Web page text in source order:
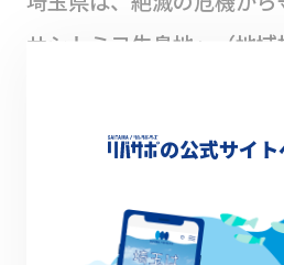
サシトミヨ生息地」（地
念物に指定。「熊谷市ム
ー」から下流へ約400mの
環境省や埼玉県のレッド
の公式サイ